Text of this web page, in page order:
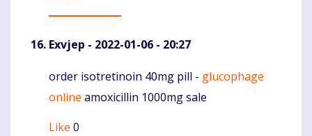
Exvjep - 2022-01-06 - 20:27
Komentaras
order isotretinoin 40mg pill - glucophage
online amoxicillin 1000mg sale
Like 0